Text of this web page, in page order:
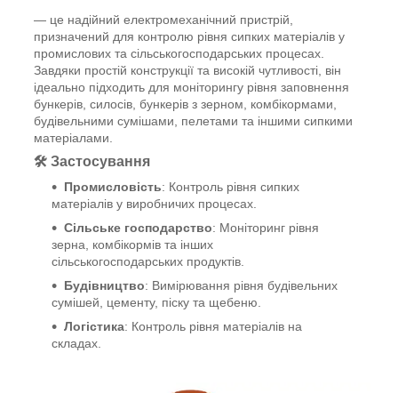
— це надійний електромеханічний пристрій,
призначений для контролю рівня сипких матеріалів у
промислових та сільськогосподарських процесах.
Завдяки простій конструкції та високій чутливості, він
ідеально підходить для моніторингу рівня заповнення
бункерів, силосів, бункерів з зерном, комбікормами,
будівельними сумішами, пелетами та іншими сипкими
матеріалами.
🛠️ Застосування
Промисловість: Контроль рівня сипких
матеріалів у виробничих процесах.
Сільське господарство: Моніторинг рівня
зерна, комбікормів та інших
сільськогосподарських продуктів.
Будівництво: Вимірювання рівня будівельних
сумішей, цементу, піску та щебеню.
Логістика: Контроль рівня матеріалів на
складах.